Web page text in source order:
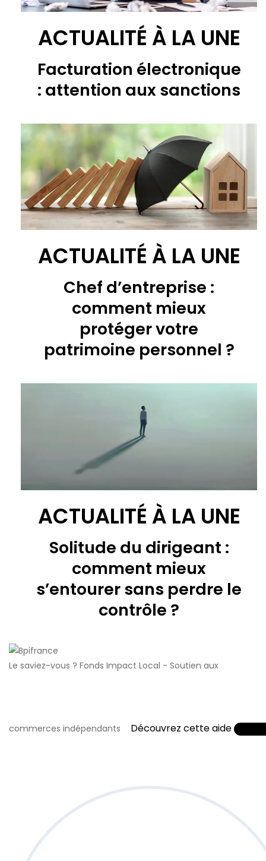
ACTUALITÉ À LA UNE
Facturation électronique
: attention aux sanctions
ACTUALITÉ À LA UNE
Chef d’entreprise :
comment mieux
protéger votre
patrimoine personnel ?
ACTUALITÉ À LA UNE
Solitude du dirigeant :
comment mieux
s’entourer sans perdre le
contrôle ?
Le saviez-vous ? Fonds Impact Local - Soutien aux
commerces indépendants Découvrez cette aide